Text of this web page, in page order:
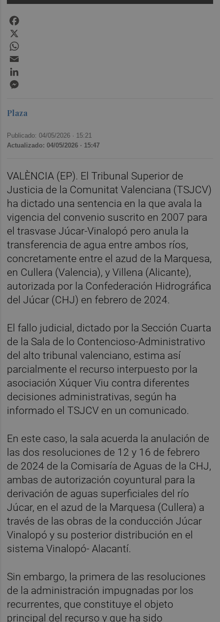
Plaza
Publicado: 04/05/2026 · 15:21
Actualizado: 04/05/2026 · 15:47
VALÈNCIA (EP). El Tribunal Superior de
Justicia de la Comunitat Valenciana (TSJCV)
ha dictado una sentencia en la que avala la
vigencia del convenio suscrito en 2007 para
el trasvase Júcar-Vinalopó pero anula la
transferencia de agua entre ambos ríos,
concretamente entre el azud de la Marquesa,
en Cullera (Valencia), y Villena (Alicante),
autorizada por la Confederación Hidrográfica
del Júcar (CHJ) en febrero de 2024.
El fallo judicial, dictado por la Sección Cuarta
de la Sala de lo Contencioso-Administrativo
del alto tribunal valenciano, estima así
parcialmente el recurso interpuesto por la
asociación Xúquer Viu contra diferentes
decisiones administrativas, según ha
informado el TSJCV en un comunicado.
En este caso, la sala acuerda la anulación de
las dos resoluciones de 12 y 16 de febrero
de 2024 de la Comisaría de Aguas de la CHJ,
ambas de autorización coyuntural para la
derivación de aguas superficiales del río
Júcar, en el azud de la Marquesa (Cullera) a
través de las obras de la conducción Júcar
Vinalopó y su posterior distribución en el
sistema Vinalopó- Alacantí.
Sin embargo, la primera de las resoluciones
de la administración impugnadas por los
recurrentes, que constituye el objeto
principal del recurso y que ha sido